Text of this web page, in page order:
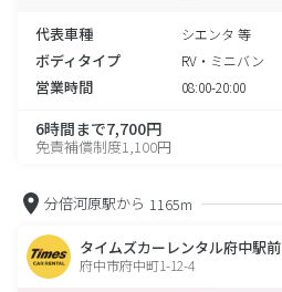
代表車種 シエンタ 等
ボディタイプ RV・ミニバン
営業時間 08:00-20:00
6時間まで7,700円
免責補償制度1,100円
分倍河原駅から 1165m
タイムズカーレンタル府中駅前
府中市府中町1-12-4